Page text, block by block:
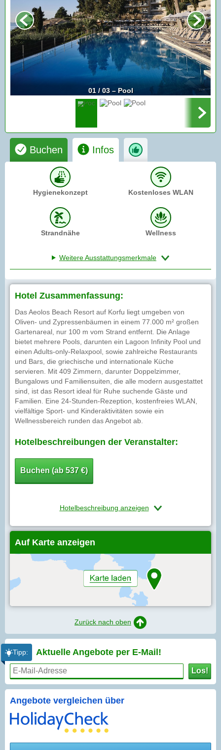
01 / 03 – Pool
Buchen Infos
Hygienekonzept Kostenloses WLAN
Strandnähe Wellness
Weitere Ausstattungsmerkmale
Hotel Zusammenfassung:
Das Aeolos Beach Resort auf Korfu liegt umgeben von
Oliven- und Zypressenbäumen in einem 77.000 m² großen
Gartenareal, nur 100 m vom Strand entfernt. Die Anlage
bietet mehrere Pools, darunten ein Lagoon Infinity Pool und
einen Adults-only-Relaxpool, sowie zahlreiche Restaurants
und Bars, die griechische und internationale Küche
servieren. Mit 409 Zimmern, darunter Doppelzimmer,
Bungalows und Familiensuiten, die alle modern ausgestattet
sind, ist das Resort ideal für Ruhe suchende Gäste und
Familien. Eine 24-Stunden-Rezeption, kostenfreies WLAN,
vielfältige Sport- und Kinderaktivitäten sowie ein
Wellnessbereich runden das Angebot ab.
Hotelbeschreibungen der Veranstalter:
Buchen (ab 537 €)
Hotelbeschreibung anzeigen
Auf Karte anzeigen
Zurück nach oben
Tipp: Aktuelle Angebote per E-Mail!
Los!
Angebote vergleichen über